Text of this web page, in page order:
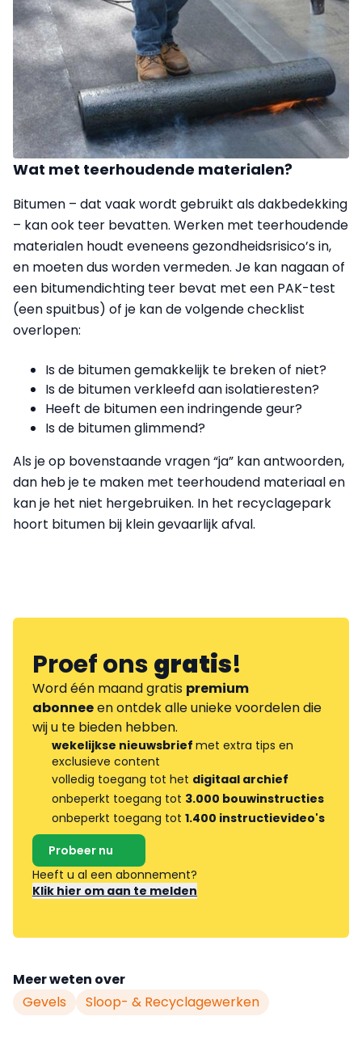
Wat met teerhoudende materialen?
Bitumen – dat vaak wordt gebruikt als dakbedekking
– kan ook teer bevatten. Werken met teerhoudende
materialen houdt eveneens gezondheidsrisico’s in,
en moeten dus worden vermeden. Je kan nagaan of
een bitumendichting teer bevat met een PAK-test
(een spuitbus) of je kan de volgende checklist
overlopen:
Is de bitumen gemakkelijk te breken of niet?
Is de bitumen verkleefd aan isolatieresten?
Heeft de bitumen een indringende geur?
Is de bitumen glimmend?
Als je op bovenstaande vragen “ja” kan antwoorden,
dan heb je te maken met teerhoudend materiaal en
kan je het niet hergebruiken. In het recyclagepark
hoort bitumen bij klein gevaarlijk afval.
Proef onsgratis!
Word één maand gratis premium
abonneeen ontdek alle unieke voordelen die
wij u te bieden hebben.
wekelijkse nieuwsbrief met extra tips en
exclusieve content
volledig toegang tot het digitaal archief
onbeperkt toegang tot 3.000 bouwinstructies
onbeperkt toegang tot 1.400 instructievideo's
Probeer nu
Heeft u al een abonnement?
Klik hier om aan te melden
Meer weten over
Gevels
Sloop- & Recyclagewerken